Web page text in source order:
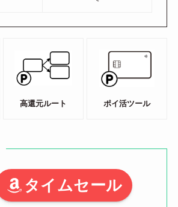
高還元ルート ポイ活ツール
タイムセール